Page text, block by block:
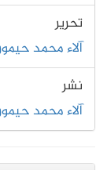
تحرير
آلاء محمد
نشر
آلاء محمد